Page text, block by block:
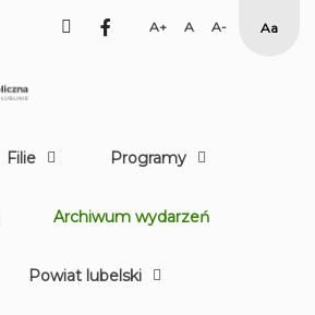
facebook
Set Set
Smaller
High
Filie Programy
Archiwum wydarzeń
Powiat lubelski